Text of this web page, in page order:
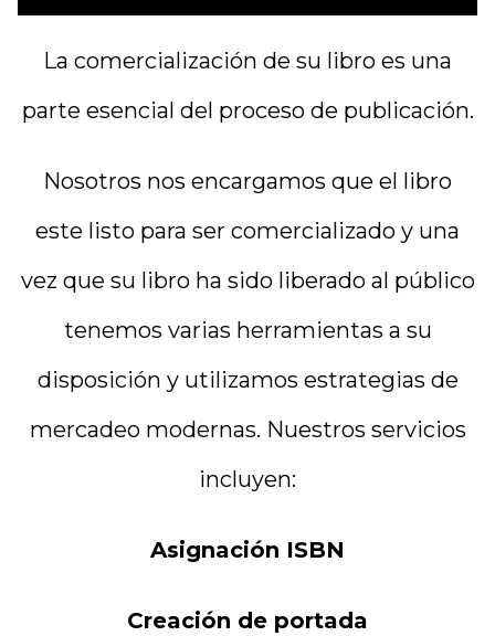
La comercialización de su libro es una
parte esencial del proceso de publicación.
Nosotros nos encargamos que el libro
este listo para ser comercializado y una
vez que su libro ha sido liberado al público
tenemos varias herramientas a su
disposición y utilizamos estrategias de
mercadeo modernas. Nuestros servicios
incluyen:
Asignación ISBN
Creación de portada